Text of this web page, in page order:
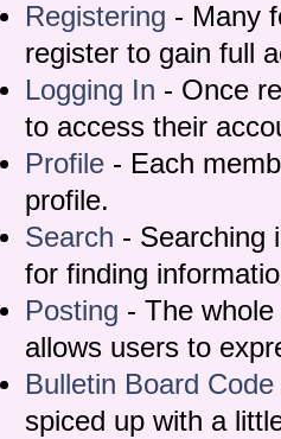
Registering - Many
register to gain full
Logging In - Once
to access their
Profile - Each
profile.
Search - Searching
for finding
Posting - The
allows users to
Bulletin Board
spiced up with a